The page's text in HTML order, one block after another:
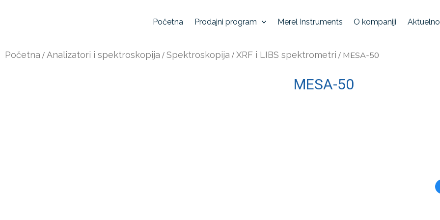
Početna Prodajni program Merel Instruments O kompaniji Aktuelno
Početna / Analizatori i spektroskopija /Spektroskopija /XRF i LIBS spektrometri / MESA-50
MESA-50